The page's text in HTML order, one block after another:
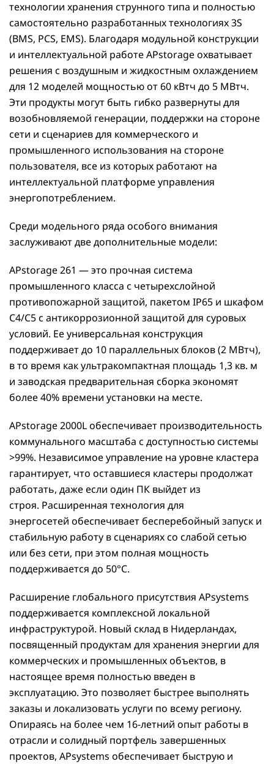
технологии хранения струнного типа и полностью
самостоятельно разработанных технологиях 3S
(BMS, PCS, EMS). Благодаря модульной конструкции
и интеллектуальной работе APstorage охватывает
решения с воздушным и жидкостным охлаждением
для 12 моделей мощностью от 60 кВтч до 5 МВтч.
Эти продукты могут быть гибко развернуты для
возобновляемой генерации, поддержки на стороне
сети и сценариев для коммерческого и
промышленного использования на стороне
пользователя, все из которых работают на
интеллектуальной платформе управления
энергопотреблением.
Среди модельного ряда особого внимания
заслуживают две дополнительные модели:
APstorage 261 — это прочная система
промышленного класса с четырехслойной
противопожарной защитой, пакетом IP65 и шкафом
C4/C5 с антикоррозионной защитой для суровых
условий. Ее универсальная конструкция
поддерживает до 10 параллельных блоков (2 МВтч),
в то время как ультракомпактная площадь 1,3 кв. м
и заводская предварительная сборка экономят
более 40% времени установки на месте.
APstorage 2000L обеспечивает производительность
коммунального масштаба с доступностью системы
>99%. Независимое управление на уровне кластера
гарантирует, что оставшиеся кластеры продолжат
работать, даже если один ПК выйдет из
строя. Расширенная технология для
энергосетей обеспечивает бесперебойный запуск и
стабильную работу в сценариях со слабой сетью
или без сети, при этом полная мощность
поддерживается до 50°C.
Расширение глобального присутствия APsystems
поддерживается комплексной локальной
инфраструктурой. Новый склад в Нидерландах,
посвященный продуктам для хранения энергии для
коммерческих и промышленных объектов, в
настоящее время полностью введен в
эксплуатацию. Это позволяет быстрее выполнять
заказы и локализовать услуги по всему региону.
Опираясь на более чем 16-летний опыт работы в
отрасли и солидный портфель завершенных
проектов, APsystems обеспечивает быструю и